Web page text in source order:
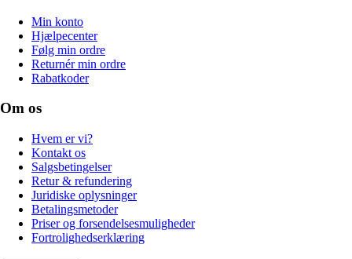
Min konto
Hjælpecenter
Følg min ordre
Returnér min ordre
Rabatkoder
Om os
Hvem er vi?
Kontakt os
Salgsbetingelser
Retur & refundering
Juridiske oplysninger
Betalingsmetoder
Priser og forsendelsesmuligheder
Fortrolighedserklæring